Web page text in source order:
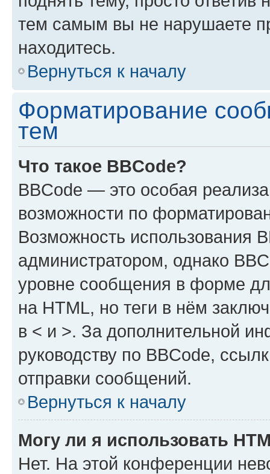
тем самым вы не нарушаете
находитесь.
Вернуться к началу
Форматирование
тем
Что такое BBCode?
BBCode — это особая
возможности по
Возможность использования
администратором, однако
уровне сообщения в форме
на HTML, но теги в нём
в < и >. За дополнительной
руководству по BBCode,
отправки сообщений.
Вернуться к началу
Могу ли я использовать
Нет. На этой конференции